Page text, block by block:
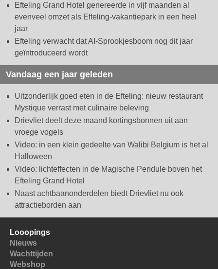
Efteling Grand Hotel genereerde in vijf maanden al
evenveel omzet als Efteling-vakantiepark in een heel
jaar
Efteling verwacht dat AI-Sprookjesboom nog dit jaar
geïntroduceerd wordt
Vandaag een jaar geleden
Uitzonderlijk goed eten in de Efteling: nieuw restaurant
Mystique verrast met culinaire beleving
Drievliet deelt deze maand kortingsbonnen uit aan
vroege vogels
Video: in een klein gedeelte van Walibi Belgium is het al
Halloween
Video: lichteffecten in de Magische Pendule boven het
Efteling Grand Hotel
Naast achtbaanonderdelen biedt Drievliet nu ook
attractieborden aan
Looopings
Nieuws
Wachttijden
Webshop